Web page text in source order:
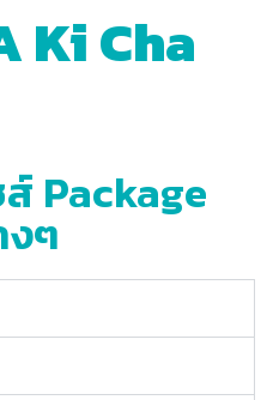
Ki Cha
Package
ๆ